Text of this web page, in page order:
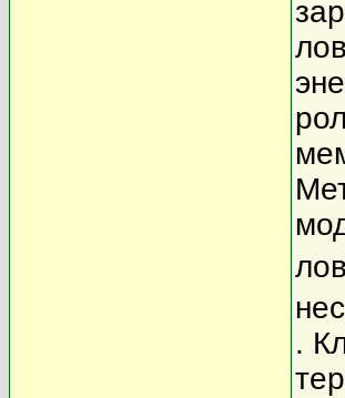
.